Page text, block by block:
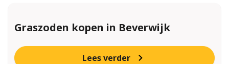
Graszoden kopen in Beverwijk
Lees verder